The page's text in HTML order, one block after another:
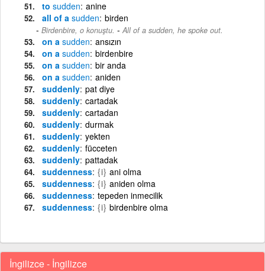
to sudden anine
all of a sudden birden
Birdenbire, o konuştu. - All of a sudden, he spoke out.
on a sudden ansızın
on a sudden birdenbire
on a sudden bir anda
on a sudden aniden
suddenly pat diye
suddenly cartadak
suddenly cartadan
suddenly durmak
suddenly yekten
suddenly fücceten
suddenly pattadak
suddenness {i} ani olma
suddenness {i} aniden olma
suddenness tepeden inmecilik
suddenness {i} birdenbire olma
İngilizce - İngilizce